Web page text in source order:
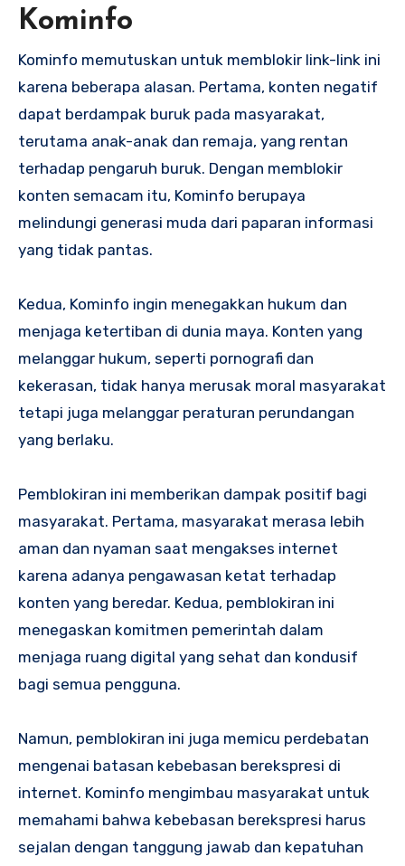
Kominfo
Kominfo memutuskan untuk memblokir link-link ini
karena beberapa alasan. Pertama, konten negatif
dapat berdampak buruk pada masyarakat,
terutama anak-anak dan remaja, yang rentan
terhadap pengaruh buruk. Dengan memblokir
konten semacam itu, Kominfo berupaya
melindungi generasi muda dari paparan informasi
yang tidak pantas.
Kedua, Kominfo ingin menegakkan hukum dan
menjaga ketertiban di dunia maya. Konten yang
melanggar hukum, seperti pornografi dan
kekerasan, tidak hanya merusak moral masyarakat
tetapi juga melanggar peraturan perundangan
yang berlaku.
Pemblokiran ini memberikan dampak positif bagi
masyarakat. Pertama, masyarakat merasa lebih
aman dan nyaman saat mengakses internet
karena adanya pengawasan ketat terhadap
konten yang beredar. Kedua, pemblokiran ini
menegaskan komitmen pemerintah dalam
menjaga ruang digital yang sehat dan kondusif
bagi semua pengguna.
Namun, pemblokiran ini juga memicu perdebatan
mengenai batasan kebebasan berekspresi di
internet. Kominfo mengimbau masyarakat untuk
memahami bahwa kebebasan berekspresi harus
sejalan dengan tanggung jawab dan kepatuhan